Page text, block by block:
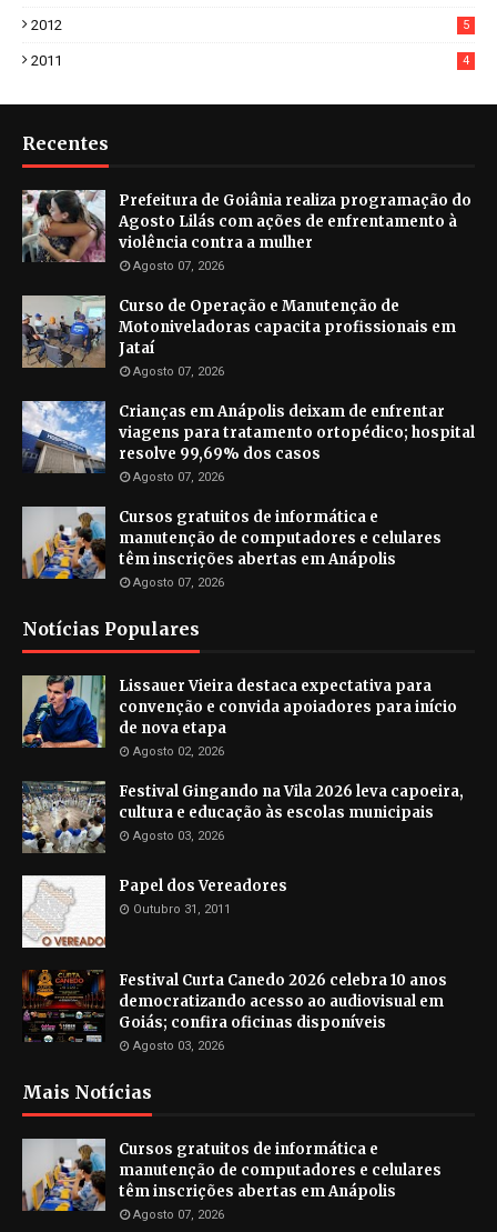
2012 5
2011 4
Recentes
Prefeitura de Goiânia realiza programação do
Agosto Lilás com ações de enfrentamento à
violência contra a mulher
Agosto 07, 2026
Curso de Operação e Manutenção de
Motoniveladoras capacita profissionais em
Jataí
Agosto 07, 2026
Crianças em Anápolis deixam de enfrentar
viagens para tratamento ortopédico; hospital
resolve 99,69% dos casos
Agosto 07, 2026
Cursos gratuitos de informática e
manutenção de computadores e celulares
têm inscrições abertas em Anápolis
Agosto 07, 2026
Notícias Populares
Lissauer Vieira destaca expectativa para
convenção e convida apoiadores para início
de nova etapa
Agosto 02, 2026
Festival Gingando na Vila 2026 leva capoeira,
cultura e educação às escolas municipais
Agosto 03, 2026
Papel dos Vereadores
Outubro 31, 2011
Festival Curta Canedo 2026 celebra 10 anos
democratizando acesso ao audiovisual em
Goiás; confira oficinas disponíveis
Agosto 03, 2026
Mais Notícias
Cursos gratuitos de informática e
manutenção de computadores e celulares
têm inscrições abertas em Anápolis
Agosto 07, 2026